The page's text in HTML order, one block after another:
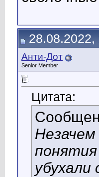
28.08.2022,
Анти-Дот
Senior Member
Цитата:
понятия
убухали